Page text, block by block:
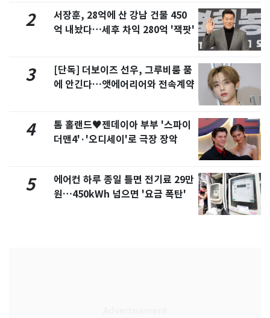
2
서장훈, 28억에 산 강남 건물 450
억 내놨다…세후 차익 280억 '잭팟'
3
[단독] 더보이즈 선우, 그루비룸 품
에 안긴다…앳에어리어와 전속계약
4
톰 홀랜드♥젠데이아 부부 '스파이
더맨4'·'오디세이'로 극장 장악
5
에어컨 하루 종일 틀면 전기료 29만
원…450kWh 넘으면 '요금 폭탄'